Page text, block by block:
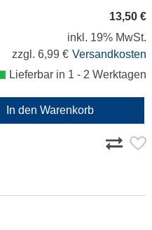
13,50 €
inkl. 19% MwSt.
zzgl. 6,99 € Versandkosten
Lieferbar in 1 - 2 Werktagen
In den Warenkorb